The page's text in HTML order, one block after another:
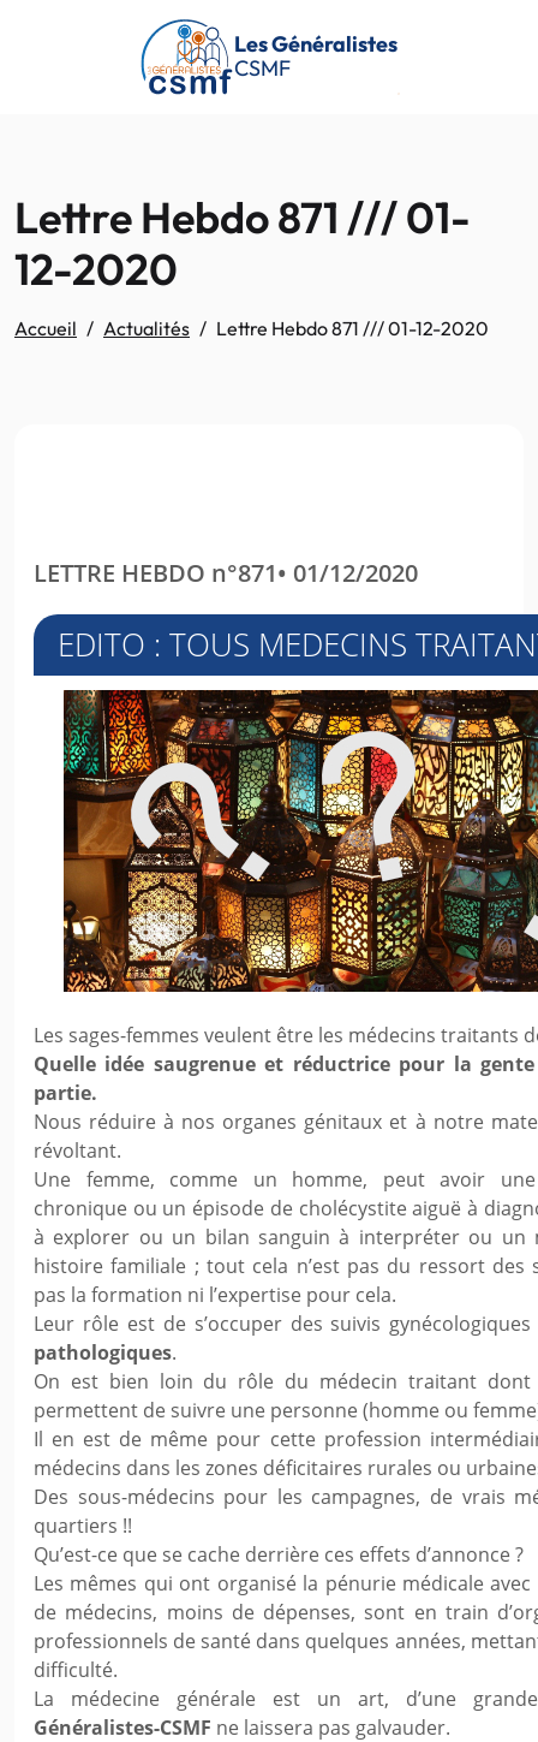
Passer au contenu principal
Les Généralistes
CSMF
Lettre Hebdo 871 /// 01-
12-2020
Accueil Actualités Lettre Hebdo 871 /// 01-12-2020
LETTRE HEBDO n°871• 01/12/2020
EDITO : TOUS MEDECINS
Les sages-femmes veulent être les médecins traitants
Quelle idée saugrenue et réductrice pour la
partie.
Nous réduire à nos organes génitaux et à notre
révoltant.
Une femme, comme un homme, peut avoir
chronique ou un épisode de cholécystite aiguë à
à explorer ou un bilan sanguin à interpréter ou un
histoire familiale ; tout cela n’est pas du ressort des
pas la formation ni l’expertise pour cela.
Leur rôle est de s’occuper des suivis
pathologiques.
On est bien loin du rôle du médecin traitant dont
permettent de suivre une personne (homme ou
Il en est de même pour cette profession
médecins dans les zones déficitaires rurales ou
Des sous-médecins pour les campagnes, de vrais
quartiers !!
Qu’est-ce que se cache derrière ces effets d’annonce ?
Les mêmes qui ont organisé la pénurie médicale
de médecins, moins de dépenses, sont en train
professionnels de santé dans quelques années,
difficulté.
La médecine générale est un art, d’une
Généralistes-CSMF ne laissera pas galvauder.